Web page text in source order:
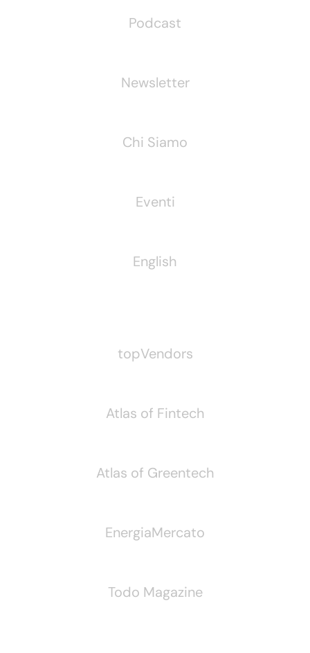
Podcast
Newsletter
Chi Siamo
Eventi
English
topVendors
Atlas of Fintech
Atlas of Greentech
EnergiaMercato
Todo Magazine